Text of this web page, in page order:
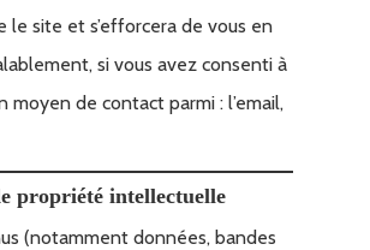
le site et s’efforcera de vous en
si vous avez consenti à
moyen de contact parmi : l’email,
propriété intellectuelle
(notamment données, bandes